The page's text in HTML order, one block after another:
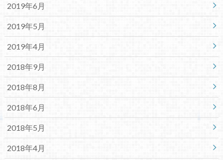
2019年6月
2019年5月
2019年4月
2018年9月
2018年8月
2018年6月
2018年5月
2018年4月